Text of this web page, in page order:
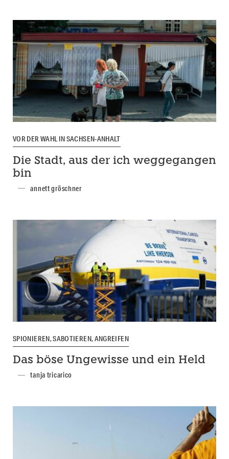
VOR DER WAHL IN SACHSEN-ANHALT
Die Stadt, aus der ich weggegangen
bin
annett gröschner
SPIONIEREN, SABOTIEREN, ANGREIFEN
Das böse Ungewisse und ein Held
tanja tricarico